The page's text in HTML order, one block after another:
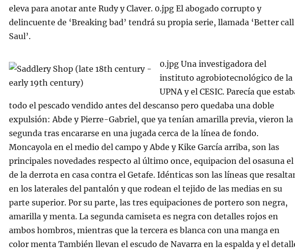
eleva para anotar ante Rudy y Claver. 0.jpg El abogado corrupto y
delincuente de ‘Breaking bad’ tendrá su propia serie, llamada ‘Better call
Saul’.
0.jpg Una investigadora del
instituto agrobiotecnológico de la
UPNA y el CESIC. Parecía que
todo el pescado vendido antes del descanso pero quedaba una doble
expulsión: Abde y Pierre-Gabriel, que ya tenían amarilla previa, vieron la
segunda tras encararse en una jugada cerca de la línea de fondo.
Moncayola en el medio del campo y Abde y Kike García arriba, son las
principales novedades respecto al último once, equipacion del osasuna el
de la derrota en casa contra el Getafe. Idénticas son las líneas que
en los laterales del pantalón y que rodean el tejido de las medias en su
parte superior. Por su parte, las tres equipaciones de portero son negra,
amarilla y menta. La segunda camiseta es negra con detalles rojos en
ambos hombros, mientras que la tercera es blanca con una manga en
color menta También llevan el escudo de Navarra en la espalda y el